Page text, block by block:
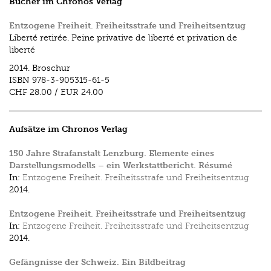
Entzogene Freiheit. Freiheitsstrafe und Freiheitsentzug
Liberté retirée. Peine privative de liberté et privation de
liberté
2014. Broschur
ISBN 978-3-905315-61-5
CHF 28.00 / EUR 24.00
Aufsätze im Chronos Verlag
150 Jahre Strafanstalt Lenzburg. Elemente eines
Darstellungsmodells – ein Werkstattbericht. Résumé
In: Entzogene Freiheit. Freiheitsstrafe und Freiheitsentzug
2014.
Entzogene Freiheit. Freiheitsstrafe und Freiheitsentzug
In: Entzogene Freiheit. Freiheitsstrafe und Freiheitsentzug
2014.
Gefängnisse der Schweiz. Ein Bildbeitrag